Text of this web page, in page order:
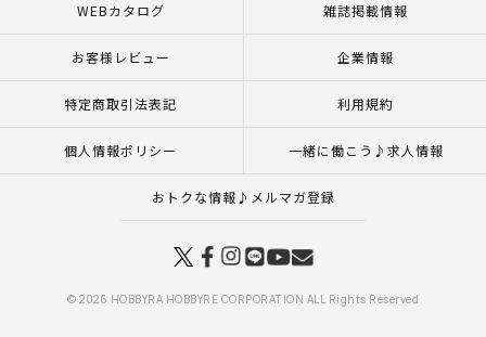
WEBカタログ 雑誌掲載情報
お客様レビュー 企業情報
特定商取引法表記 利用規約
個人情報ポリシー 一緒に働こう♪求人情報
おトクな情報♪メルマガ登録
© 2026 HOBBYRA HOBBYRE CORPORATION ALL Rights Reserved